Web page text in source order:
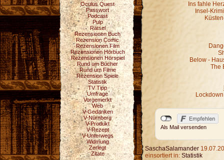
Oculus Quest
Passwort
Podcast
Pulp
Rätsel
Rezensionen Buch
Rezension Comic
Rezensionen Film
Rezensionen Hörbuch
Rezensionen Hörspiel
Rund um Bücher
Rund um Filme
Rezension Spiele
Statistik
TV Tipp
Umfrage
Vorgemerkt
Web
V-Gedanken
V-Nürnberg
V-Produkt
V-Rezept
V-Unterwegs
Widmung
Zerlegt
Zitate
Ins fahle
Insel-
Below -
The
Als Mail versenden
SaschaSalamander
einsortiert in: Statistik